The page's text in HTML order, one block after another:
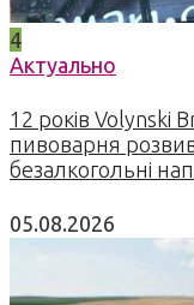
4
Актуально
12 років Volynski
пивоварня
безалкогольні
05.08.2026